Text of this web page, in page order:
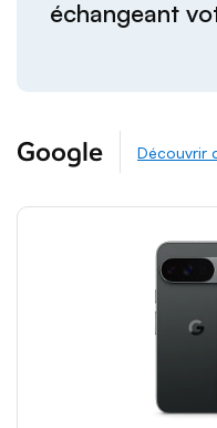
échangeant
Google